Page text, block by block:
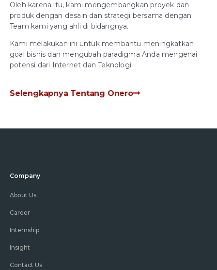
Oleh karena itu, kami mengembangkan proyek dan
produk dengan desain dan strategi bersama dengan
Team kami yang ahli di bidangnya.
Kami melakukan ini untuk membantu meningkatkan
goal bisnis dan mengubah paradigma Anda mengenai
potensi dari Internet dan Teknologi.
Selengkapnya Tentang Onero
Company
About Us
Career
Internship
Insight
Contact Us